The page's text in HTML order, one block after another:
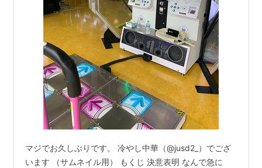
マジでお久しぶりです。 冷やし中華（@jusd2_）でござ
います （サムネイル用） もくじ 決意表明 なんで急に